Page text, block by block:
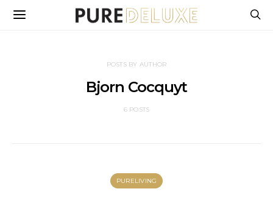
POSTS BY AUTHOR
Bjorn Cocquyt
6 POSTS
PURELIVING